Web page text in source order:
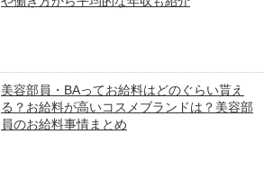
美容部員・BAってお給料はどのぐらい貰え
る？お給料が高いコスメブランドは？美容部
員のお給料事情まとめ